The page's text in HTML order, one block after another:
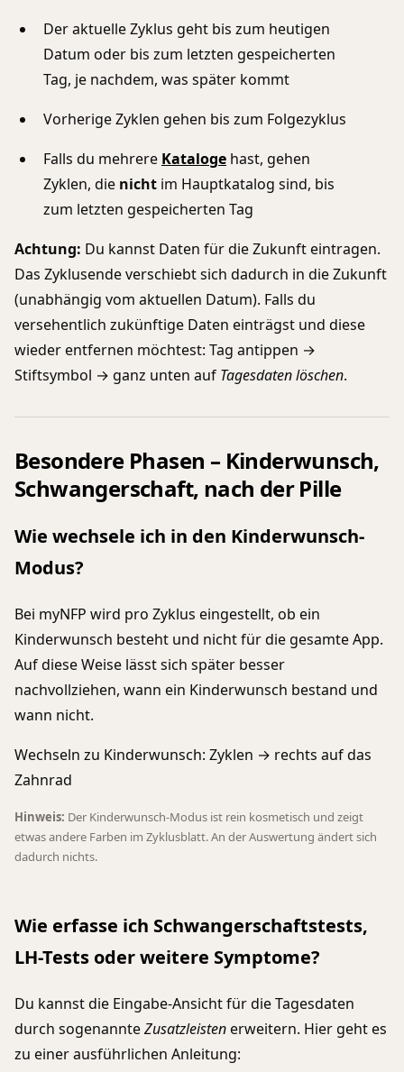
Der aktuelle Zyklus geht bis zum heutigen
Datum oder bis zum letzten gespeicherten
Tag, je nachdem, was später kommt
Vorherige Zyklen gehen bis zum Folgezyklus
Falls du mehrere Kataloge hast, gehen
Zyklen, die nicht im Hauptkatalog sind, bis
zum letzten gespeicherten Tag
Achtung: Du kannst Daten für die Zukunft eintragen.
Das Zyklusende verschiebt sich dadurch in die Zukunft
(unabhängig vom aktuellen Datum). Falls du
versehentlich zukünftige Daten einträgst und diese
wieder entfernen möchtest: Tag antippen →
Stiftsymbol → ganz unten auf Tagesdaten löschen.
Besondere Phasen – Kinderwunsch,
Schwangerschaft, nach der Pille
Wie wechsele ich in den Kinderwunsch-
Modus?
Bei myNFP wird pro Zyklus eingestellt, ob ein
Kinderwunsch besteht und nicht für die gesamte App.
Auf diese Weise lässt sich später besser
nachvollziehen, wann ein Kinderwunsch bestand und
wann nicht.
Wechseln zu Kinderwunsch: Zyklen → rechts auf das
Zahnrad
Hinweis: Der Kinderwunsch-Modus ist rein kosmetisch und zeigt
etwas andere Farben im Zyklusblatt. An der Auswertung ändert sich
dadurch nichts.
Wie erfasse ich Schwangerschaftstests,
LH-Tests oder weitere Symptome?
Du kannst die Eingabe-Ansicht für die Tagesdaten
durch sogenannteZusatzleistenerweitern. Hier geht es
zu einer ausführlichen Anleitung: